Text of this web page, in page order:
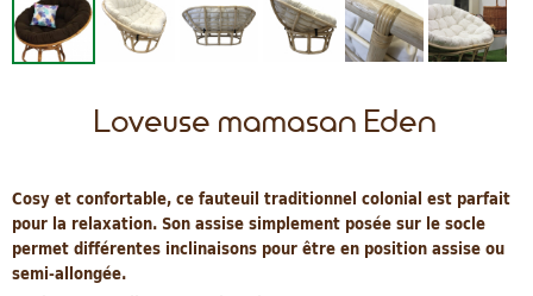
Loveuse mamasan Eden
Cosy et confortable, ce fauteuil traditionnel colonial est parfait
pour la relaxation. Son assise simplement posée sur le socle
permet différentes inclinaisons pour être en position assise ou
semi-allongée.